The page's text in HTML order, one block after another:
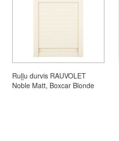
Ruļļu durvis RAUVOLET
Noble Matt, Boxcar Blonde